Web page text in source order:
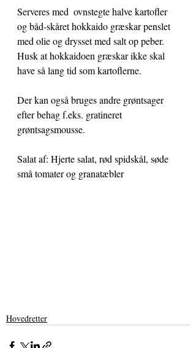
Serveres med  ovnstegte halve kartofler
og båd-skåret hokkaido græskar penslet
med olie og drysset med salt op peber.
Husk at hokkaidoen græskar ikke skal
have så lang tid som kartoflerne.
Der kan også bruges andre grøntsager
efter behag f.eks. gratineret
grøntsagsmousse.
Salat af: Hjerte salat, rød spidskål, søde
små tomater og granatæbler
Hovedretter